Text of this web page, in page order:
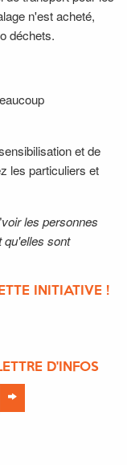
n'est acheté,
déchets.
et de
les particuliers et
voir les personnes
qu'elles sont
INITIATIVE !
D'INFOS